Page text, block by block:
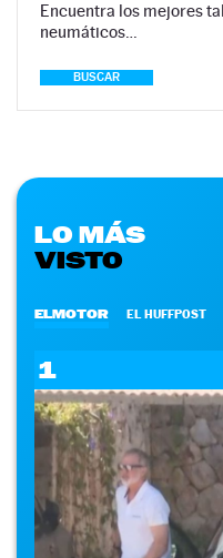
Encuentra los mejores
neumáticos…
BUSCAR
LO MÁS
VISTO
ELMOTOR EL HUFFPOST
1